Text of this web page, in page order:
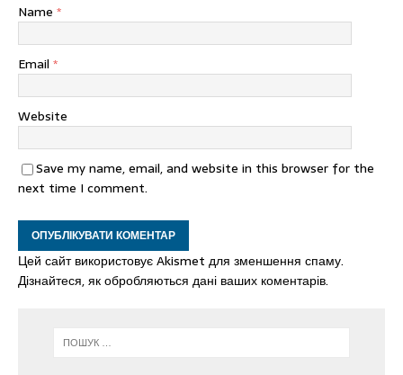
Name *
Email *
Website
Save my name, email, and website in this browser for the
next time I comment.
Цей сайт використовує Akismet для зменшення спаму.
Дізнайтеся, як обробляються дані ваших коментарів.